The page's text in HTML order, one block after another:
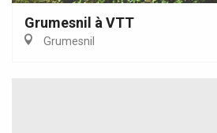
Grumesnil à VTT
Grumesnil